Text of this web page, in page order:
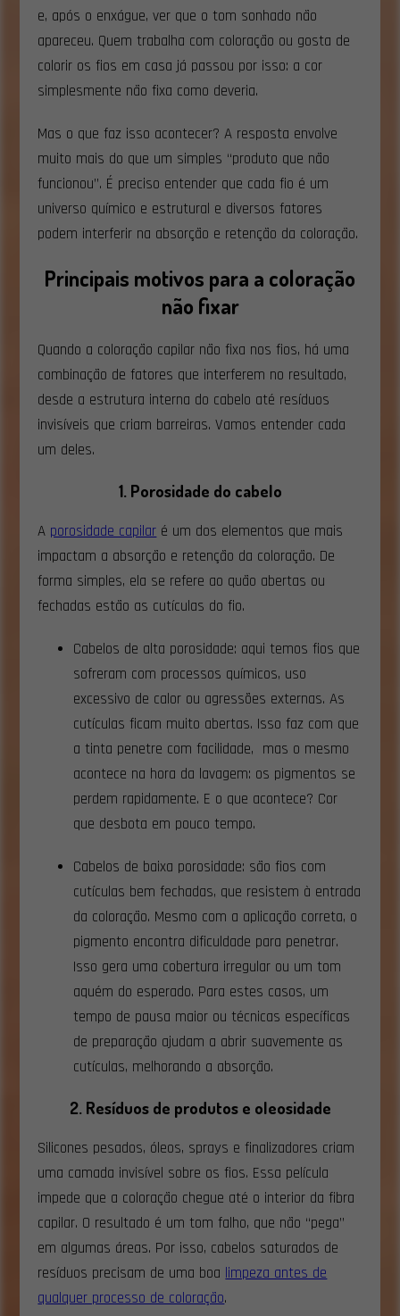
e, após o enxágue, ver que o tom sonhado não
apareceu. Quem trabalha com coloração ou gosta de
colorir os fios em casa já passou por isso: a cor
simplesmente não fixa como deveria.
Mas o que faz isso acontecer? A resposta envolve
muito mais do que um simples “produto que não
funcionou”. É preciso entender que cada fio é um
universo químico e estrutural e diversos fatores
podem interferir na absorção e retenção da coloração.
Principais motivos para a coloração
não fixar
Quando a coloração capilar não fixa nos fios, há uma
combinação de fatores que interferem no resultado,
desde a estrutura interna do cabelo até resíduos
invisíveis que criam barreiras. Vamos entender cada
um deles.
1. Porosidade do cabelo
A porosidade capilar é um dos elementos que mais
impactam a absorção e retenção da coloração. De
forma simples, ela se refere ao quão abertas ou
fechadas estão as cutículas do fio.
Cabelos de alta porosidade: aqui temos fios que
sofreram com processos químicos, uso
excessivo de calor ou agressões externas. As
cutículas ficam muito abertas. Isso faz com que
a tinta penetre com facilidade, mas o mesmo
acontece na hora da lavagem: os pigmentos se
perdem rapidamente. E o que acontece? Cor
que desbota em pouco tempo.
Cabelos de baixa porosidade: são fios com
cutículas bem fechadas, que resistem à entrada
da coloração. Mesmo com a aplicação correta, o
pigmento encontra dificuldade para penetrar.
Isso gera uma cobertura irregular ou um tom
aquém do esperado. Para estes casos, um
tempo de pausa maior ou técnicas específicas
de preparação ajudam a abrir suavemente as
cutículas, melhorando a absorção.
2. Resíduos de produtos e oleosidade
Silicones pesados, óleos, sprays e finalizadores criam
uma camada invisível sobre os fios. Essa película
impede que a coloração chegue até o interior da fibra
capilar. O resultado é um tom falho, que não “pega”
em algumas áreas. Por isso, cabelos saturados de
resíduos precisam de uma boa limpeza antes de
qualquer processo de coloração.